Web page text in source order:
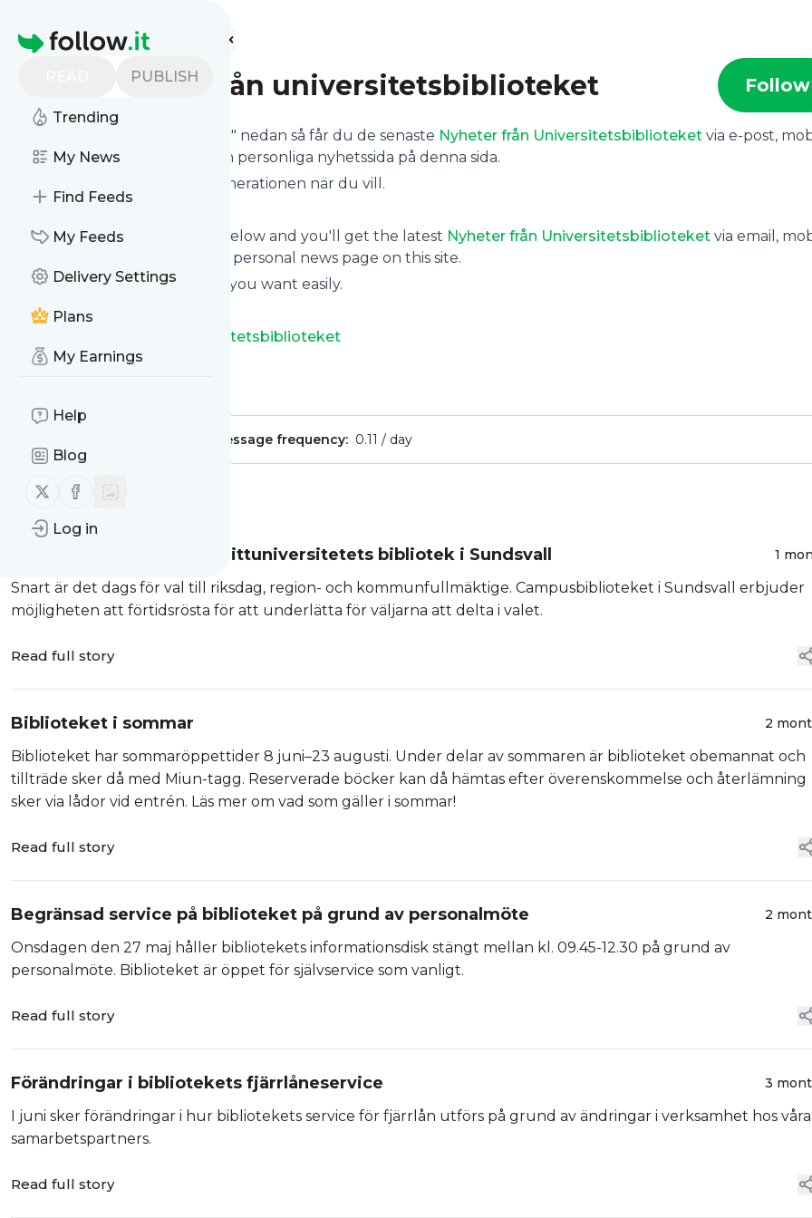
Homepage
PUBLISH
Trending
My News
Find Feeds
My Feeds
Delivery Settings
Plans
My Earnings
Help
Blog
Follow us on X (twitter)
Follow us on Facebook
Log in
Find more feeds
Nyheter från universitetsbiblioteket Follow
Klicka på följ-knappen "Follow" nedan så får du de senaste Nyheter från Universitetsbiblioteket via e-post,
eller så kan du läsa dem på din personliga nyhetssida på denna sida.
Du kan enkelt avsluta prenumerationen när du vill.
Click on the "Follow" button below and you'll get the latest Nyheter från Universitetsbiblioteket via email,
or you can read them on your personal news page on this site.
You can unsubscribe anytime you want easily.
Nyheter från Universitetsbiblioteket
Message frequency: 0.11 / day
MessageHistory
Förtidsrösta hos oss på Mittuniversitetets bibliotek i Sundsvall 1
Snart är det dags för val till riksdag, region- och kommunfullmäktige. Campusbiblioteket i Sundsvall erbjuder
möjligheten att förtidsrösta för att underlätta för väljarna att delta i valet.
Read full story
Biblioteket i sommar 2
Biblioteket har sommaröppettider 8 juni–23 augusti. Under delar av sommaren är biblioteket obemannat och
tillträde sker då med Miun-tagg. Reserverade böcker kan då hämtas efter överenskommelse och återlämning
sker via lådor vid entrén. Läs mer om vad som gäller i sommar!
Read full story
Begränsad service på biblioteket på grund av personalmöte 2
Onsdagen den 27 maj håller bibliotekets informationsdisk stängt mellan kl. 09.45-12.30 på grund av
personalmöte. Biblioteket är öppet för självservice som vanligt.
Read full story
Förändringar i bibliotekets fjärrlåneservice 3
I juni sker förändringar i hur bibliotekets service för fjärrlån utförs på grund av ändringar i verksamhet hos våra
samarbetspartners.
Read full story